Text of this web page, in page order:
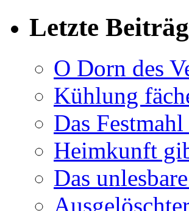
Letzte
O Dorn des
Kühlung
Das
Heimkunft
Das